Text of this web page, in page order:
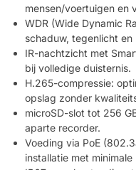
mensen/voertuigen en
WDR (Wide Dynamic
schaduw, tegenlicht en
IR-nachtzicht met
bij volledige duisternis.
H.265-compressie:
opslag zonder
microSD-slot tot 256
aparte recorder.
Voeding via PoE
installatie met